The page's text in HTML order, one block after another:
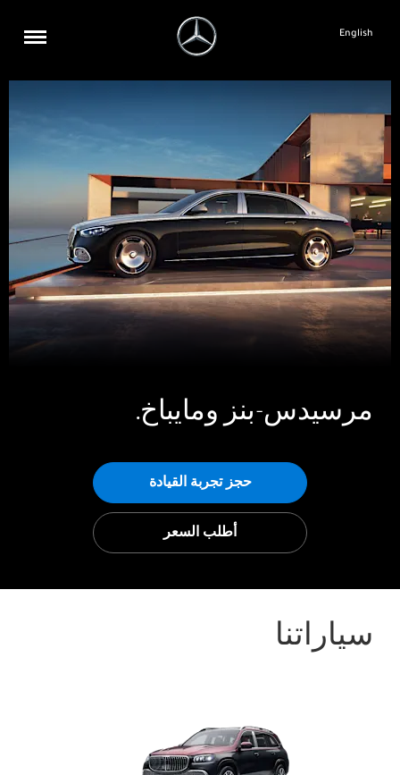
English
مرسيدس-بنز ومايباخ.
حجز تجربة القيادة
أطلب السعر
سياراتنا